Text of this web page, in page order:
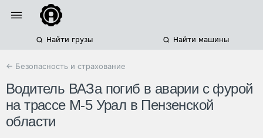
Найти грузы Найти машины
← Безопасность и страхование
Водитель ВАЗа погиб в аварии с фурой
на трассе М-5 Урал в Пензенской
области